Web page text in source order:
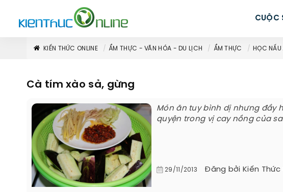
CUỘC
KIẾN THỨC ONLINE ẨM THỰC - VĂN HÓA - DU LỊCH ẨM THỰC HỌC NẤU
Cà tím xào sả, gừng
Món ăn tuy bình dị nhưng đầy
quyện trong vị cay nồng của
29/11/2013 Đăng bởi Kiến Thức